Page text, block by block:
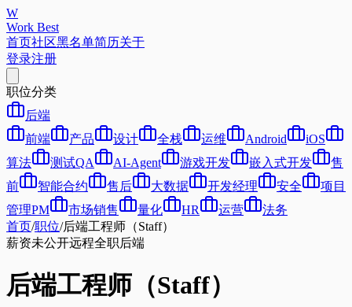
W
Work Best
首页社区黑名单简历关于
登录注册
职位分类
后端
前端
产品 设计 全栈 运维 Android
iOS
算法
测试QA AI-Agent 游戏开发 嵌入式开发
售
前
智能合约 售后 大数据 开发经理 安全
项目
管理PM
市场销售 量化 HR 运营
法务
首页/职位/后端工程师（Staff）
薪资未公开远程全职后端
后端工程师（Staff）